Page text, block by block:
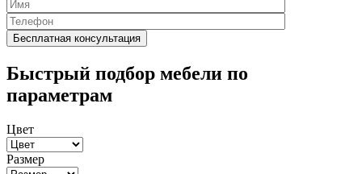
Быстрый подбор мебели по
параметрам
Цвет
Размер